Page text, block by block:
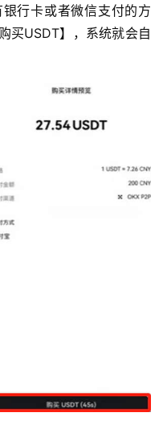
行卡或者微信支付的方
买USDT】，系统就会自